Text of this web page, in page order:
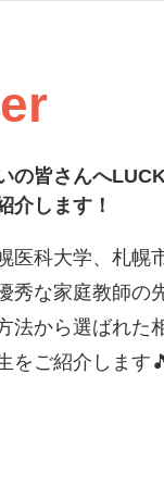
の皆さんへ
介します！
医科大学、札幌
秀な家庭教師の
法から選ばれた
をご紹介します